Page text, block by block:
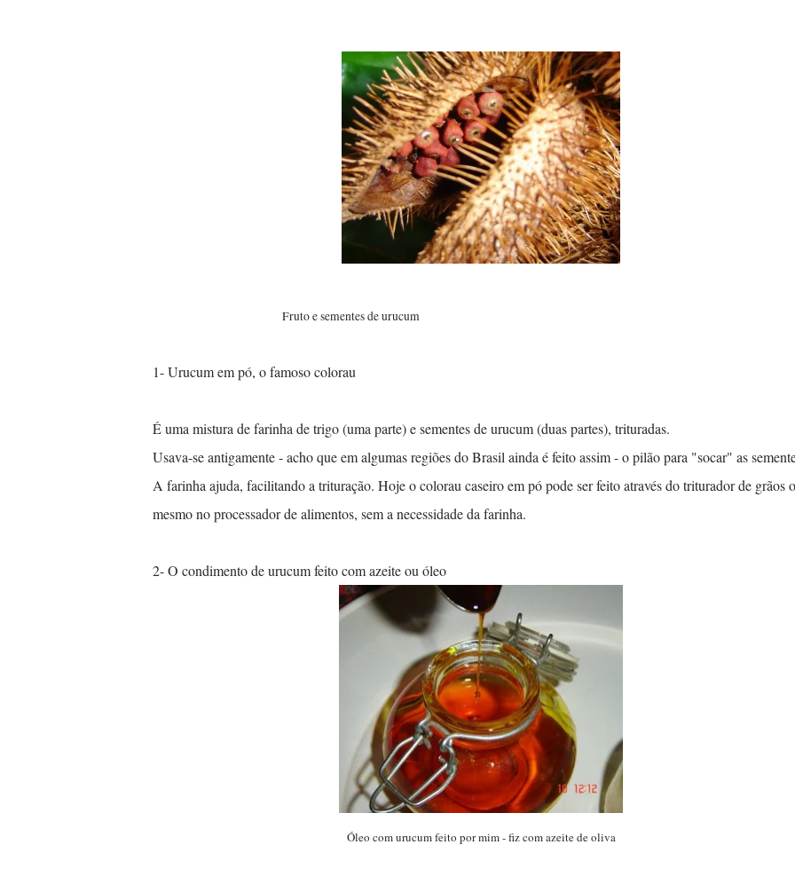
Fruto e sementes de urucum
1- Urucum em pó, o famoso colorau
É uma mistura de farinha de trigo (uma parte) e sementes de urucum (duas partes), trituradas.
Usava-se antigamente - acho que em algumas regiões do Brasil ainda é feito assim - o pilão para "socar" as
A farinha ajuda, facilitando a trituração. Hoje o colorau caseiro em pó pode ser feito através do triturador de grãos
mesmo no processador de alimentos, sem a necessidade da farinha.
2- O condimento de urucum feito com azeite ou óleo
Óleo com urucum feito por mim - fiz com azeite de oliva